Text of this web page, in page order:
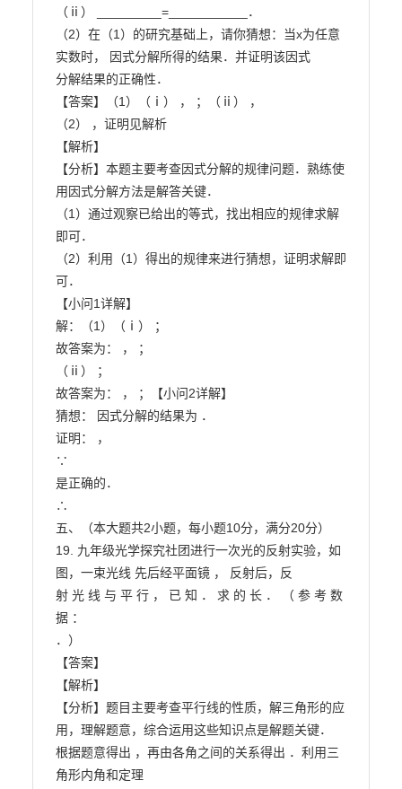
（ⅱ） _________=___________．
（2）在（1）的研究基础上，请你猜想：当x为任意
实数时， 因式分解所得的结果．并证明该因式
分解结果的正确性．
【答案】（1）（ⅰ） ， ；（ⅱ） ，
（2） ，证明见解析
【解析】
【分析】本题主要考查因式分解的规律问题．熟练使
用因式分解方法是解答关键．
（1）通过观察已给出的等式，找出相应的规律求解
即可．
（2）利用（1）得出的规律来进行猜想，证明求解即
可．
【小问1详解】
解：（1）（ⅰ） ；
故答案为： ， ；
（ⅱ） ；
故答案为： ， ；【小问2详解】
猜想： 因式分解的结果为 ．
证明： ，
∵
是正确的．
∴
五、（本大题共2小题，每小题10分，满分20分）
19. 九年级光学探究社团进行一次光的反射实验，如
图，一束光线 先后经平面镜 ， 反射后，反
射 光 线 与 平 行 ， 已 知 ． 求 的 长 ． （ 参 考 数
据 ：
．）
【答案】
【解析】
【分析】题目主要考查平行线的性质，解三角形的应
用，理解题意，综合运用这些知识点是解题关键．
根据题意得出 ，再由各角之间的关系得出 ．利用三
角形内角和定理